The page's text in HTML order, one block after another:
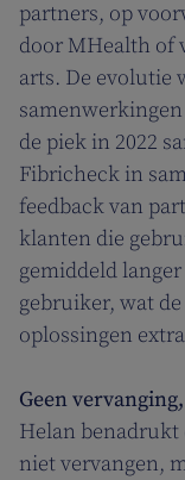
partners, op
door MHealth of
arts. De evolutie
de piek in 2022
Fibricheck in
feedback van
klanten die
gemiddeld
gebruiker, wat
oplossingen
Geen
Helan benadrukt
niet vervangen,